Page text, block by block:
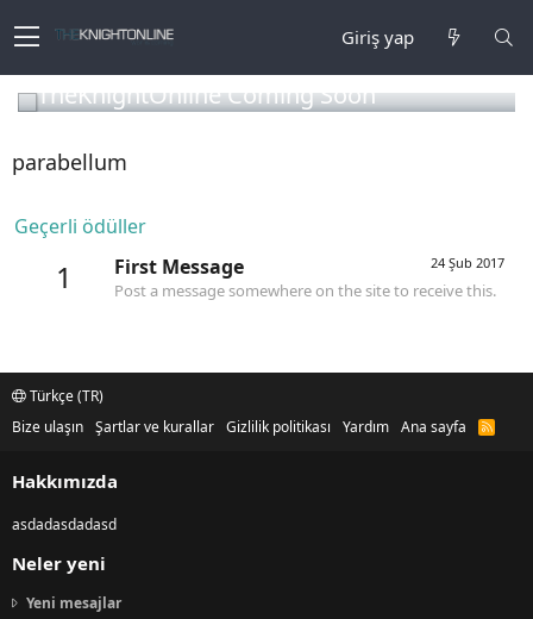
Giriş yap
TheKnightOnline Coming Soon
parabellum
Geçerli ödüller
1 24 Şub 2017
First Message
Post a message somewhere on the site to receive this.
Türkçe (TR)
Bize ulaşın Şartlar ve kurallar Gizlilik politikası Yardım Ana sayfa
R
Hakkımızda
asdadasdadasd
Neler yeni
Yeni mesajlar